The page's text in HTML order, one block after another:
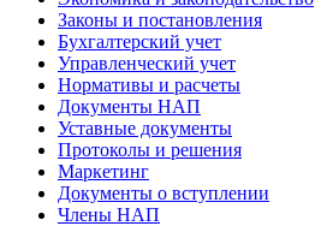
Законы и постановления
Бухгалтерский учет
Управленческий учет
Нормативы и расчеты
Документы НАП
Уставные документы
Протоколы и решения
Маркетинг
Документы о вступлении
Члены НАП